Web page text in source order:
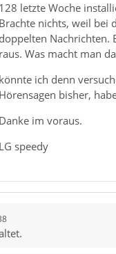
128 letzte Woche
Brachte nichts, weil bei
doppelten Nachrichten.
raus. Was macht man
könnte ich denn
Hörensagen bisher,
Danke im voraus.
LG speedy